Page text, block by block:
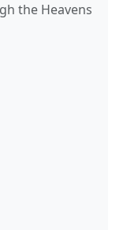
the Heavens